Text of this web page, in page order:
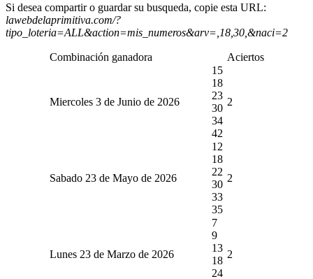
Si desea compartir o guardar su busqueda, copie esta URL:
lawebdelaprimitiva.com/?
tipo_loteria=ALL&action=mis_numeros&arv=,18,30,&naci=2
Combinación ganadora Aciertos
Miercoles 3 de Junio de 2026
15
18
23
30
34
42
2
Sabado 23 de Mayo de 2026
12
18
22
30
33
35
2
Lunes 23 de Marzo de 2026
7
9
13
18
24
2